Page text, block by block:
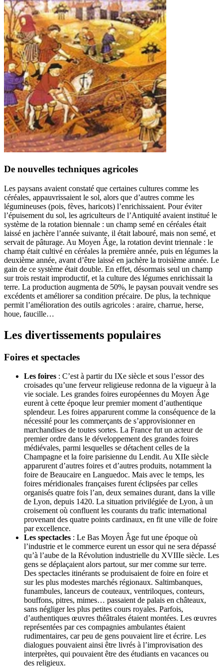
De nouvelles techniques agricoles
Les paysans avaient constaté que certaines cultures comme les
céréales, appauvrissaient le sol, alors que d’autres comme les
légumineuses (pois, fèves, haricots) l’enrichissaient. Pour éviter
l’épuisement du sol, les agriculteurs de l’Antiquité avaient institué le
système de la rotation biennale : un champ semé en céréales était
laissé en jachère l’année suivante, il était labouré, mais non semé, et
servait de pâturage. Au Moyen Âge, la rotation devint triennale : le
champ était cultivé en céréales la première année, puis en légumes la
deuxième année, avant d’être laissé en jachère la troisième année. Le
gain de ce système était double. En effet, désormais seul un champ
sur trois restait improductif, et la culture des légumes enrichissait la
terre. La production augmenta de 50%, le paysan pouvait vendre ses
excédents et améliorer sa condition précaire. De plus, la technique
permit l’amélioration des outils agricoles : araire, charrue, herse,
houe, faucille…
Les divertissements populaires
Foires et spectacles
Les foires : C’est à partir du IXe siècle et sous l’essor des
croisades qu’une ferveur religieuse redonna de la vigueur à la
vie sociale. Les grandes foires européennes du Moyen Âge
eurent à cette époque leur premier moment d’authentique
splendeur. Les foires apparurent comme la conséquence de la
nécessité pour les commerçants de s’approvisionner en
marchandises de toutes sortes. La France fut un acteur de
premier ordre dans le développement des grandes foires
médiévales, parmi lesquelles se détachent celles de la
Champagne et la foire parisienne du Lendit. Au XIIe siècle
apparurent d’autres foires et d’autres produits, notamment la
foire de Beaucaire en Languedoc. Mais avec le temps, les
foires méridionales françaises furent éclipsées par celles
organisés quatre fois l’an, deux semaines durant, dans la ville
de Lyon, depuis 1420. La situation privilégiée de Lyon, à un
croisement où confluent les courants du trafic international
provenant des quatre points cardinaux, en fit une ville de foire
par excellence.
Les spectacles : Le Bas Moyen Âge fut une époque où
l’industrie et le commerce eurent un essor qui ne sera dépassé
qu’à l’aube de la Révolution industrielle du XVIIIe siècle. Les
gens se déplaçaient alors partout, sur mer comme sur terre.
Des spectacles itinérants se produisaient de foire en foire et
sur les plus modestes marchés régionaux. Saltimbanques,
funambules, lanceurs de couteaux, ventriloques, conteurs,
bouffons, pitres, mimes… passaient de palais en châteaux,
sans négliger les plus petites cours royales. Parfois,
d’authentiques œuvres théâtrales étaient montées. Les œuvres
représentées par ces compagnies ambulantes étaient
rudimentaires, car peu de gens pouvaient lire et écrire. Les
dialogues pouvaient ainsi être livrés à l’improvisation des
interprètes, qui pouvaient être des étudiants en vacances ou
des religieux.